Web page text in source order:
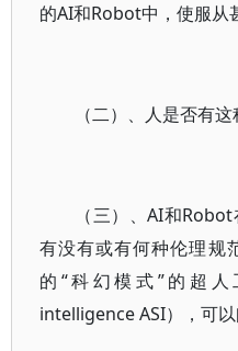
的AI和Robot中，使服从
（二）、人是否有
（三）、AI和
有没有或有何种伦理规
的“科幻模式”的超人
intelligence ASI），可